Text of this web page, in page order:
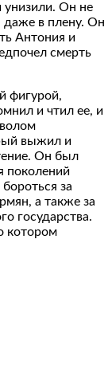
унизили. Он не
даже в плену. Он
Антония и
смерть
фигурой,
и чтил ее, и
выжил и
Он был
поколений
за
а также за
государства.
котором